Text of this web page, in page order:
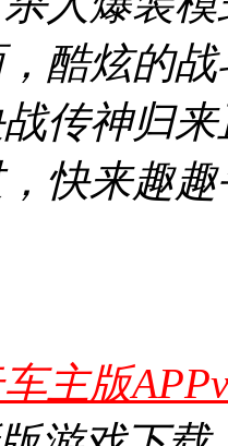
酷炫的
传神归
快来趣
主版